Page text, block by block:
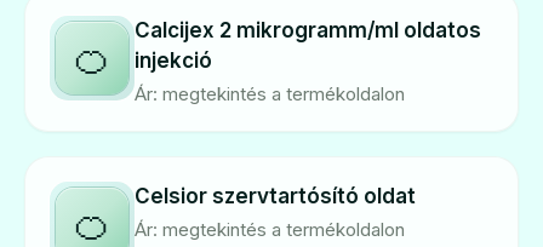
🍊
Calcijex 2 mikrogramm/ml oldatos
injekció
Ár: megtekintés a termékoldalon
🍊
Celsior szervtartósító oldat
Ár: megtekintés a termékoldalon